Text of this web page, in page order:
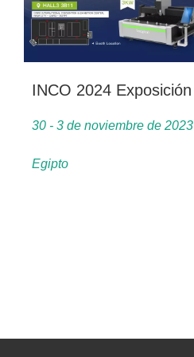
30 - 3 de noviembre de 2023
Egipto